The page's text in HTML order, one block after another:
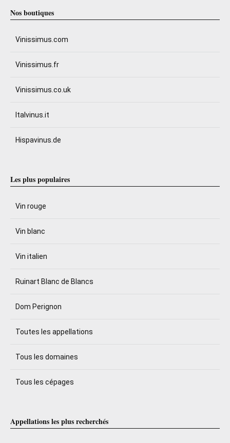
Nos boutiques
Vinissimus.com
Vinissimus.fr
Vinissimus.co.uk
Italvinus.it
Hispavinus.de
Les plus populaires
Vin rouge
Vin blanc
Vin italien
Ruinart Blanc de Blancs
Dom Perignon
Toutes les appellations
Tous les domaines
Tous les cépages
Appellations les plus recherchés